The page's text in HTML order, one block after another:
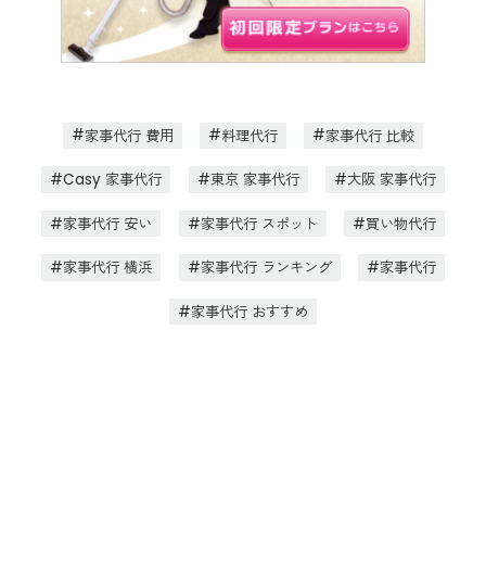
家事代行 費用 料理代行 家事代行 比較
Casy 家事代行 東京 家事代行 大阪 家事代行
家事代行 安い 家事代行 スポット 買い物代行
家事代行 横浜 家事代行 ランキング 家事代行
家事代行 おすすめ